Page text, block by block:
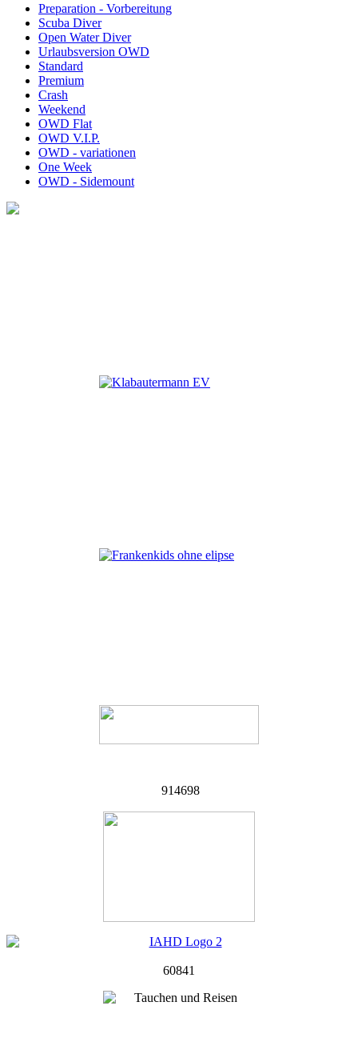
Preparation - Vorbereitung
Scuba Diver
Open Water Diver
Urlaubsversion OWD
Standard
Premium
Crash
Weekend
OWD Flat
OWD V.I.P.
OWD - variationen
One Week
OWD - Sidemount
914698
60841